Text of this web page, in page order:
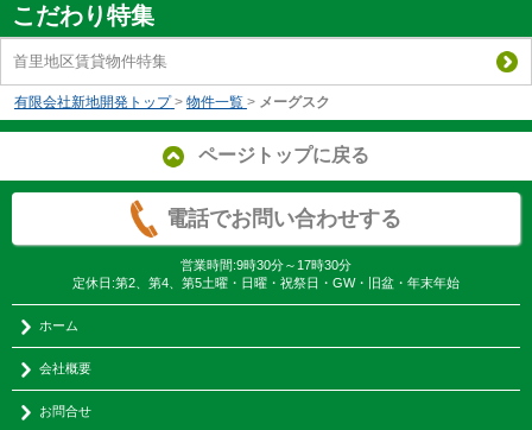
こだわり特集
首里地区賃貸物件特集
有限会社新地開発トップ > 物件一覧 > メーグスク
ページトップに戻る
電話でお問い合わせする
営業時間:9時30分～17時30分
定休日:第2、第4、第5土曜・日曜・祝祭日・GW・旧盆・年末年始
ホーム
会社概要
お問合せ